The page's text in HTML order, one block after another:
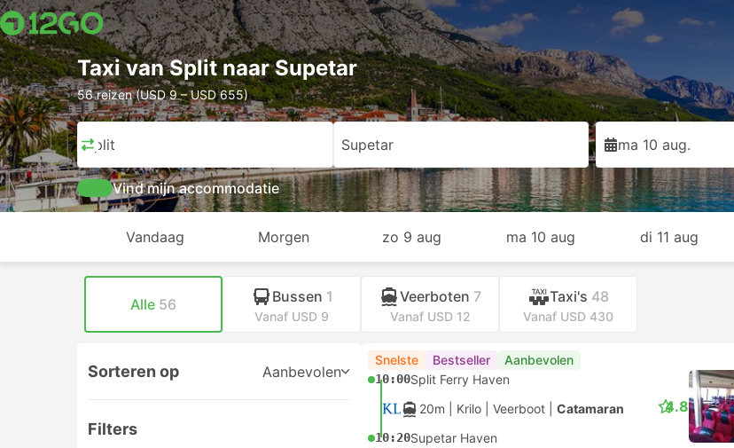
Taxi van Split naar Supetar
56 reizen (USD 9 – USD 655)
Split Supetar ma 10 aug.
Vind mijn accommodatie
Vandaag Morgen zo 9 aug ma 10 aug di 11 aug
Alle 56 Bussen 1
Vanaf USD 9
Veerboten 7
Vanaf USD 12
Taxi's 48
Vanaf USD 430
Sorteren op Aanbevolen
Filters
Snelste Bestseller Aanbevolen
10:00Split Ferry Haven
20m | Krilo Veerboot Catamaran
10:20Supetar Haven
4.8